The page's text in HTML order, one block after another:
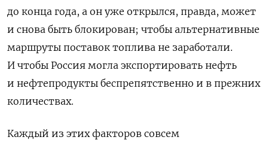
до конца года, а он уже открылся, правда, может
и снова быть блокирован; чтобы альтернативные
маршруты поставок топлива не заработали.
И чтобы Россия могла экспортировать нефть
и нефтепродукты беспрепятственно и в прежних
количествах.
Каждый из этих факторов совсем